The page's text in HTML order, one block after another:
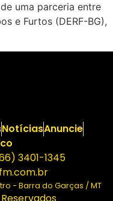
uma parceria entre
e Furtos (DERF-BG),
NotíciasAnuncie
3401-1345
- Barra do Garças / MT